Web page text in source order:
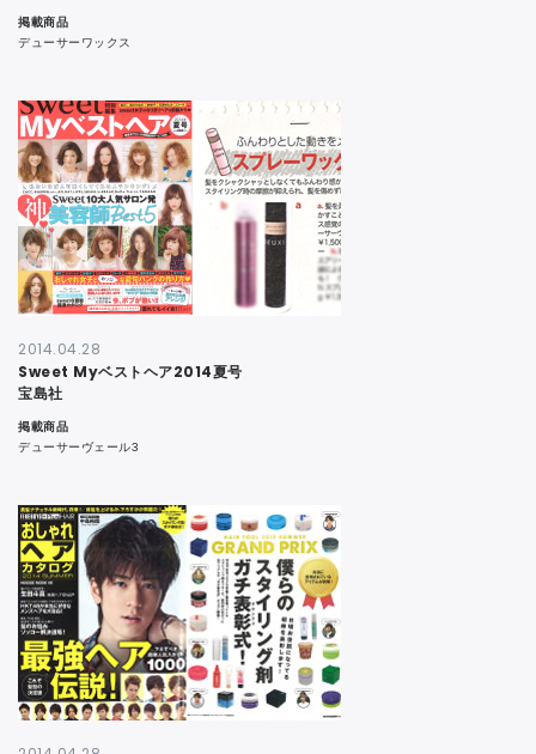
掲載商品
デューサーワックス
2014.04.28
Sweet Myベストヘア2014夏号
宝島社
掲載商品
デューサーヴェール3